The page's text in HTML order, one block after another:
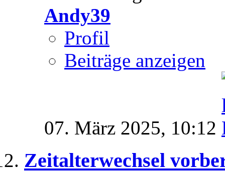
Andy39
Profil
Beiträge anzeigen
07. März 2025, 10:12
Zeitalterwechsel